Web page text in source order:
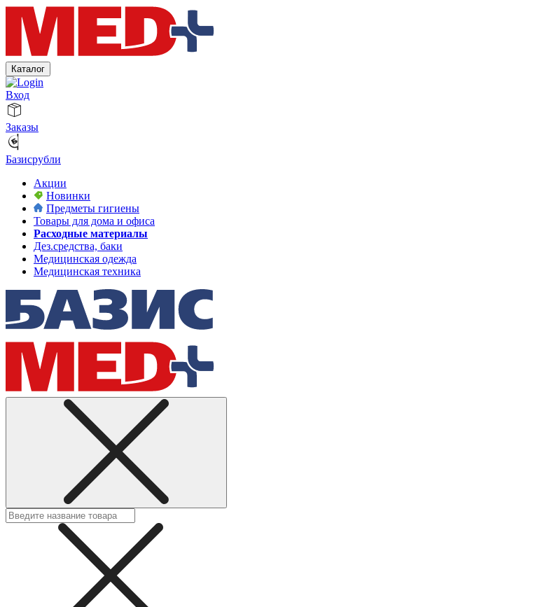
Каталог
Вход
Заказы
Базисрубли
Акции
Новинки
Предметы гигиены
Товары для дома и офиса
Расходные материалы
Дез.средства, баки
Медицинская одежда
Медицинская техника